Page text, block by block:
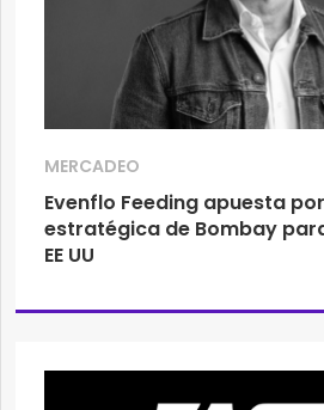
MERCADEO
Evenflo Feeding apuesta
estratégica de Bombay
EE UU